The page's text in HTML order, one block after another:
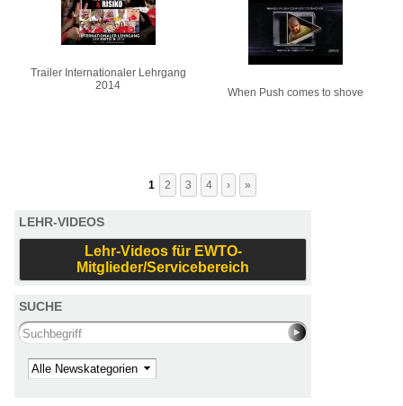
Trailer Internationaler Lehrgang
2014
When Push comes to shove
1 2 3 4 › »
LEHR-VIDEOS
Lehr-Videos für EWTO-
Mitglieder/Servicebereich
SUCHE
Search this site
Kategorie